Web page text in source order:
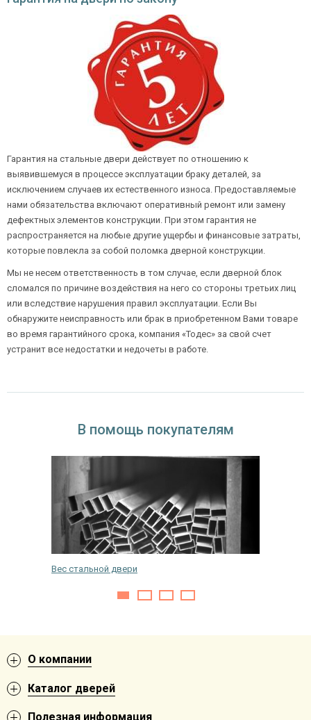
Гарантия на стальные двери действует по отношению к
выявившемуся в процессе эксплуатации браку деталей, за
исключением случаев их естественного износа. Предоставляемые
нами обязательства включают оперативный ремонт или замену
дефектных элементов конструкции. При этом гарантия не
распространяется на любые другие ущербы и финансовые затраты,
которые повлекла за собой поломка дверной конструкции.
Мы не несем ответственность в том случае, если дверной блок
сломался по причине воздействия на него со стороны третьих лиц
или вследствие нарушения правил эксплуатации. Если Вы
обнаружите неисправность или брак в приобретенном Вами товаре
во время гарантийного срока, компания «Тодес» за свой счет
устранит все недостатки и недочеты в работе.
В помощь покупателям
Вес стальной двери
О компании
Каталог дверей
Полезная информация